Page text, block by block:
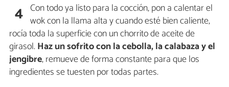
4 Con todo ya listo para la cocción, pon a calentar el
wok con la llama alta y cuando esté bien caliente,
rocía toda la superficie con un chorrito de aceite de
girasol. Haz un sofrito con la cebolla, la calabaza y el
jengibre, remueve de forma constante para que los
ingredientes se tuesten por todas partes.